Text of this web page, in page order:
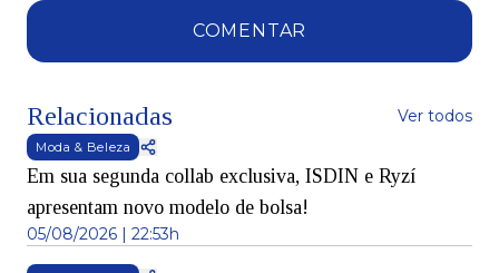
COMENTAR
Relacionadas Ver todos
Moda & Beleza
Em sua segunda collab exclusiva, ISDIN e Ryzí
apresentam novo modelo de bolsa!
05/08/2026 | 22:53h